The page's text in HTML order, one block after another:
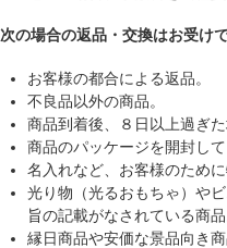
次の場合の返品・交換はお受け
お客様の都合による返品。
不良品以外の商品。
商品到着後、８日以上過ぎた
商品のパッケージを開封し
名入れなど、お客様のために
光り物（光るおもちゃ）や
旨の記載がなされている商品
縁日商品や安価な景品向き